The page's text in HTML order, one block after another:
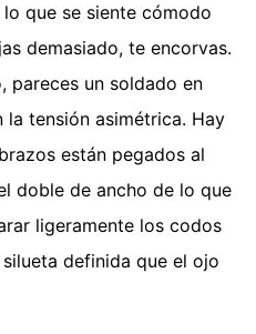
que se siente cómodo
demasiado, te encorvas.
pareces un soldado en
tensión asimétrica. Hay
están pegados al
doble de ancho de lo que
ligeramente los codos
definida que el ojo